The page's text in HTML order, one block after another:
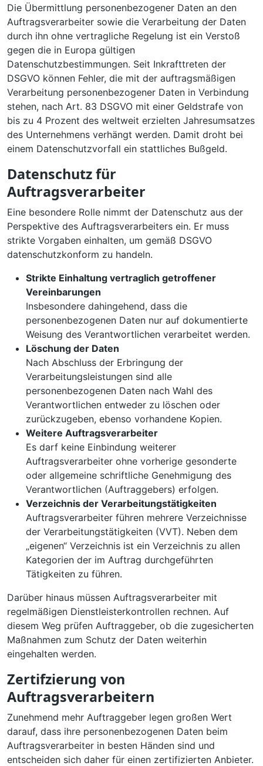
Die Übermittlung personenbezogener Daten an den
Auftragsverarbeiter sowie die Verarbeitung der Daten
durch ihn ohne vertragliche Regelung ist ein Verstoß
gegen die in Europa gültigen
Datenschutzbestimmungen. Seit Inkrafttreten der
DSGVO können Fehler, die mit der auftragsmäßigen
Verarbeitung personenbezogener Daten in Verbindung
stehen, nach Art. 83 DSGVO mit einer Geldstrafe von
bis zu 4 Prozent des weltweit erzielten Jahresumsatzes
des Unternehmens verhängt werden. Damit droht bei
einem Datenschutzvorfall ein stattliches Bußgeld.
Datenschutz für
Auftragsverarbeiter
Eine besondere Rolle nimmt der Datenschutz aus der
Perspektive des Auftragsverarbeiters ein. Er muss
strikte Vorgaben einhalten, um gemäß DSGVO
datenschutzkonform zu handeln.
Strikte Einhaltung vertraglich getroffener
Vereinbarungen
Insbesondere dahingehend, dass die
personenbezogenen Daten nur auf dokumentierte
Weisung des Verantwortlichen verarbeitet werden.
Löschung der Daten
Nach Abschluss der Erbringung der
Verarbeitungsleistungen sind alle
personenbezogenen Daten nach Wahl des
Verantwortlichen entweder zu löschen oder
zurückzugeben, ebenso vorhandene Kopien.
Weitere Auftragsverarbeiter
Es darf keine Einbindung weiterer
Auftragsverarbeiter ohne vorherige gesonderte
oder allgemeine schriftliche Genehmigung des
Verantwortlichen (Auftraggebers) erfolgen.
Verzeichnis der Verarbeitungstätigkeiten
Auftragsverarbeiter führen mehrere Verzeichnisse
der Verarbeitungstätigkeiten (VVT). Neben dem
„eigenen“ Verzeichnis ist ein Verzeichnis zu allen
Kategorien der im Auftrag durchgeführten
Tätigkeiten zu führen.
Darüber hinaus müssen Auftragsverarbeiter mit
regelmäßigen Dienstleisterkontrollen rechnen. Auf
diesem Weg prüfen Auftraggeber, ob die zugesicherten
Maßnahmen zum Schutz der Daten weiterhin
eingehalten werden.
Zertifzierung von
Auftragsverarbeitern
Zunehmend mehr Auftraggeber legen großen Wert
darauf, dass ihre personenbezogenen Daten beim
Auftragsverarbeiter in besten Händen sind und
entscheiden sich daher für einen zertifizierten Anbieter.